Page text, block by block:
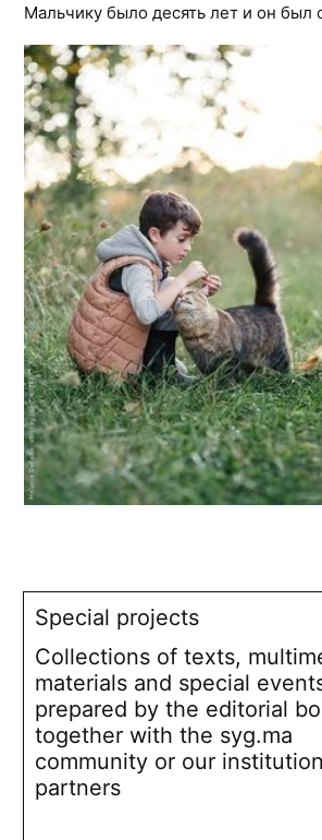
Мальчику было десять лет и он был
Special projects
Collections of texts,
materials and special
prepared by the editorial
together with the syg.ma
community or our
partners